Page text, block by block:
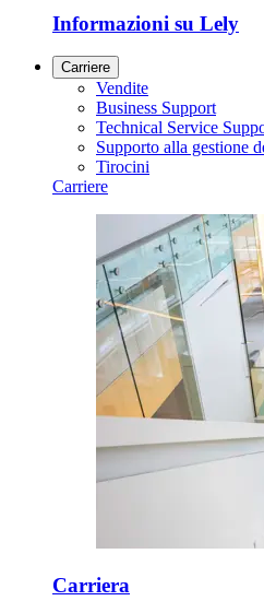
Informazioni su Lely
Carriere
Vendite
Business Support
Technical Service
Supporto alla gestione
Tirocini
Carriere
Carriera